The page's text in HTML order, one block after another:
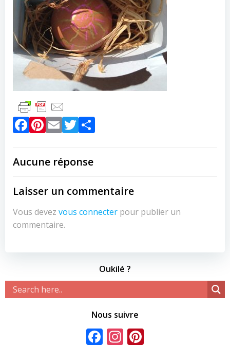
Facebook
Pinterest
EmailTwitter
Aucune réponse
Laisser un commentaire
Vous devez vous connecter pour publier un
commentaire.
Oukilé ?
Nous suivre
Facebook
Instagram